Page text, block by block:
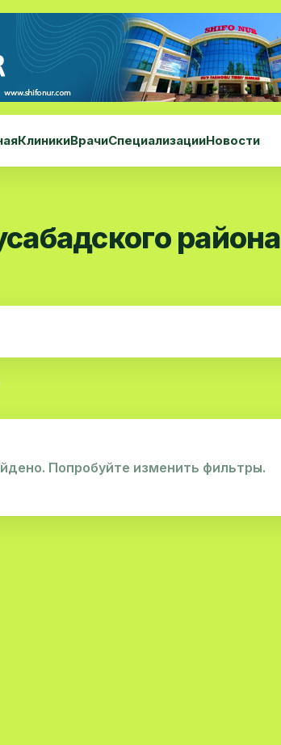
КлиникиВрачиСпециализацииНовости
района
Попробуйте изменить фильтры.